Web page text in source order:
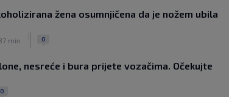
žena osumnjičena da je nožem ubila
min 0
nesreće i bura prijete vozačima. Očekujte
0